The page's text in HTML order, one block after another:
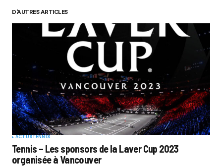
D'AUTRES ARTICLES
ACTUSTENNIS
Tennis – Les sponsors de la Laver Cup 2023
organisée à Vancouver